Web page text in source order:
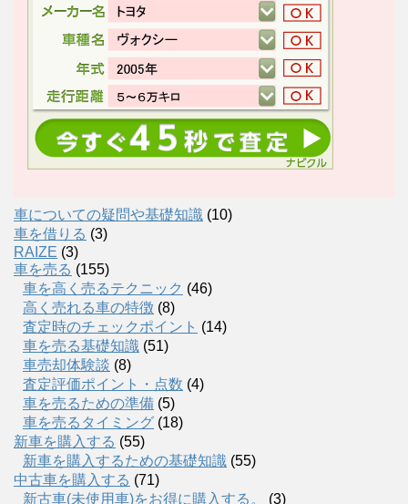
車についての疑問や基礎知識 (10)
車を借りる (3)
RAIZE (3)
車を売る (155)
車を高く売るテクニック (46)
高く売れる車の特徴 (8)
査定時のチェックポイント (14)
車を売る基礎知識 (51)
車売却体験談 (8)
査定評価ポイント・点数 (4)
車を売るための準備 (5)
車を売るタイミング (18)
新車を購入する (55)
新車を購入するための基礎知識 (55)
中古車を購入する (71)
新古車(未使用車)をお得に購入する。
(3)